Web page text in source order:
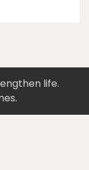
life.
.